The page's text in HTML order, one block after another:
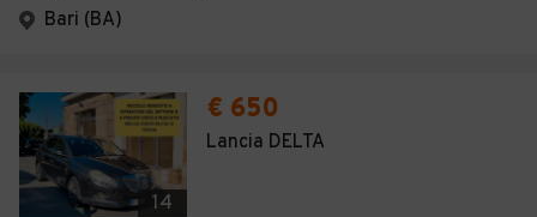
Bari (BA)
14
€ 650
Lancia DELTA